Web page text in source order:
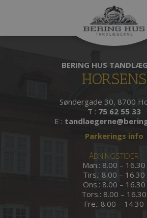
BERING HUS
HORSENS
Søndergade 30, 8700
T : 75 62 55 33
E :
Parkerings info
ÅBNINGSTIDER
Man.: 8.00 – 16.30
Tirs.: 8.00 – 16.30
Ons.: 8.00 – 16.30
Tors.: 8.00 – 16.30
Fre.: 8.00 – 14.30